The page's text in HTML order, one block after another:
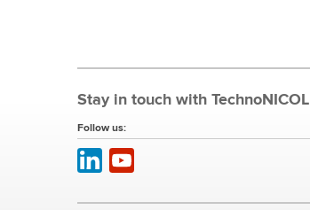
Stay in touch with TechnoNICOL
Follow us: